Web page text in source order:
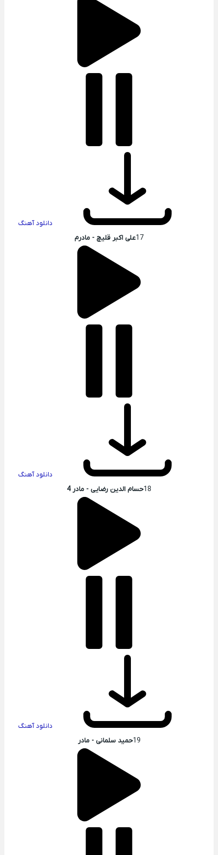
دانلود آهنگ
17علی اکبر قلیچ - مادرم
دانلود آهنگ
18حسام الدین رضایی - مادر 4
دانلود آهنگ
19حمید سلمانی - مادر